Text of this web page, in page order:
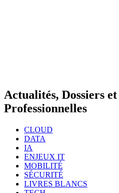
Actualités, Dossiers
Professionnelles
CLOUD
DATA
IA
ENJEUX IT
MOBILITÉ
SÉCURITÉ
LIVRES BLANCS